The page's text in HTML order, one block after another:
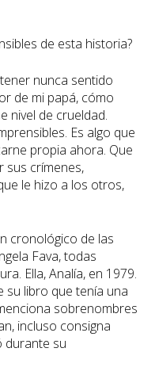
de esta historia?
nunca sentido
de mi papá, cómo
nivel de crueldad.
Es algo que
propia ahora. Que
sus crímenes,
le hizo a los otros,
cronológico de las
Fava, todas
Ella, Analía, en 1979.
su libro que tenía una
sobrenombres
incluso consigna
durante su